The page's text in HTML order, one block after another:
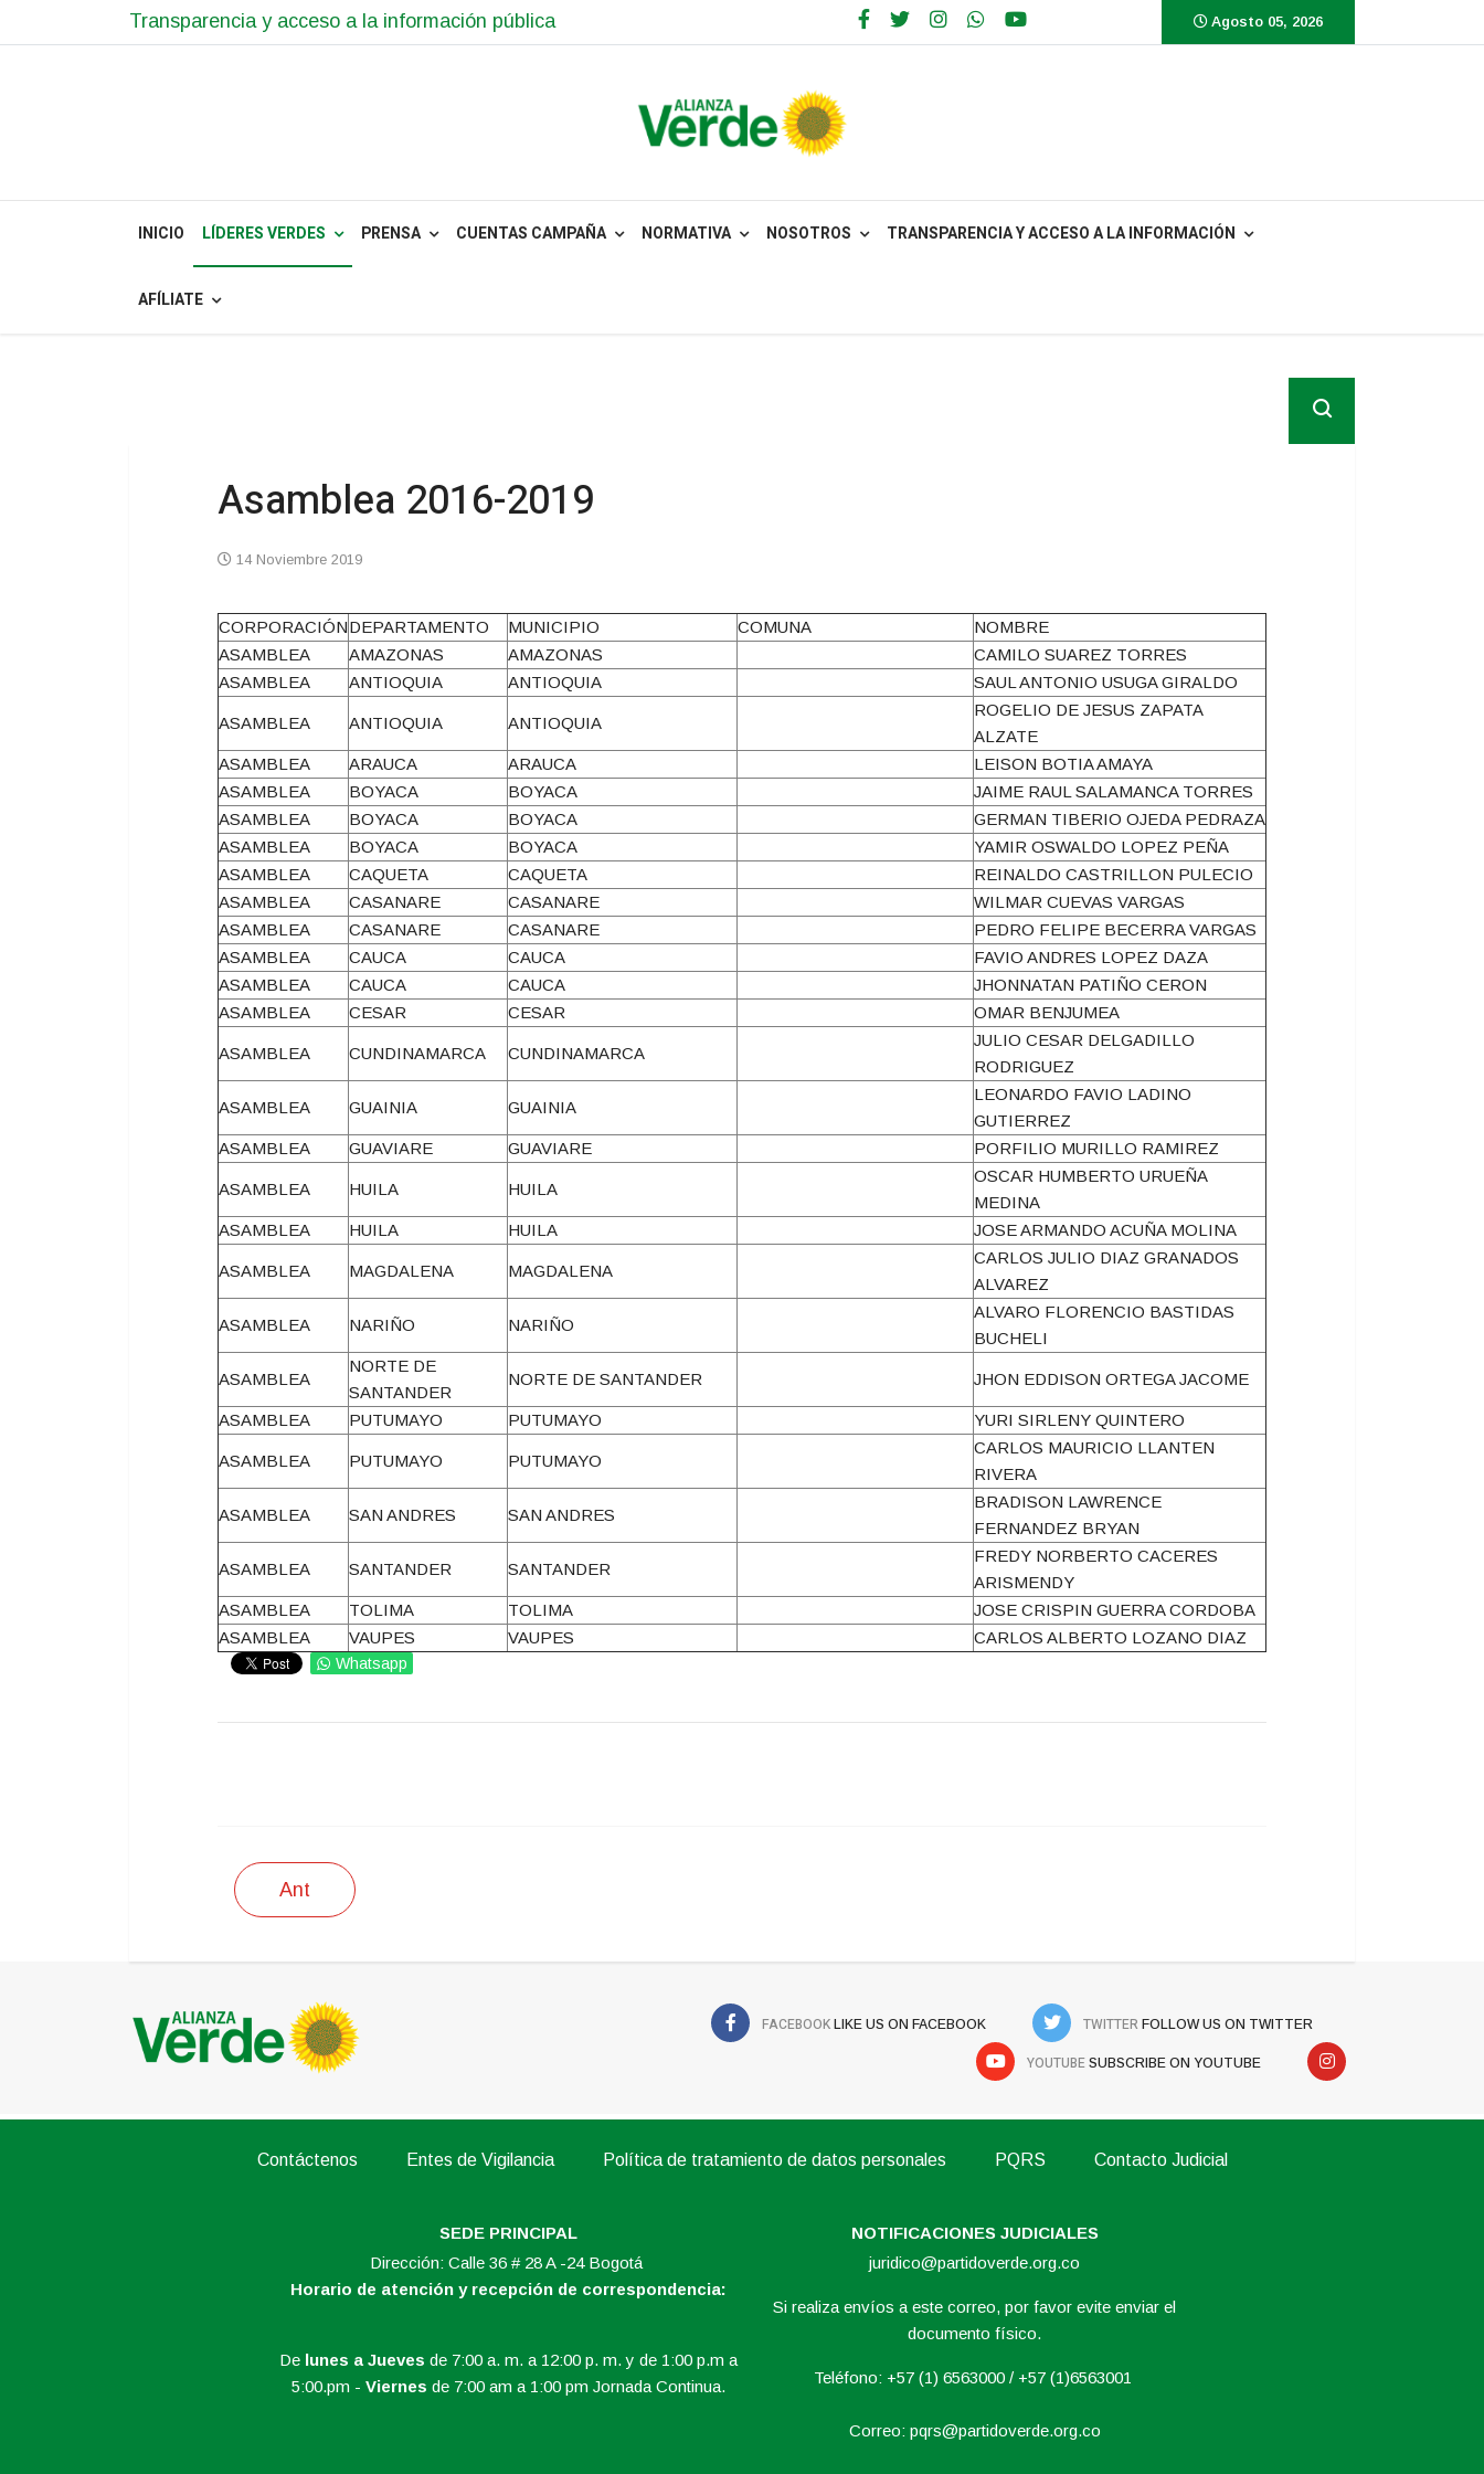
Transparencia y acceso a la información pública Agosto 05, 2026
INICIO LÍDERES VERDES PRENSA CUENTAS CAMPAÑA NORMATIVA NOSOTROS TRANSPARENCIA Y ACCESO A LA INFORMACIÓN
AFÍLIATE
Asamblea 2016-2019
14 Noviembre 2019
CORPORACIÓNDEPARTAMENTO MUNICIPIO COMUNA
NOMBRE
ASAMBLEA
AMAZONAS AMAZONAS
CAMILO SUAREZ TORRES
ASAMBLEA
ANTIOQUIA ANTIOQUIA SAUL ANTONIO USUGA GIRALDO
ASAMBLEA ANTIOQUIA ANTIOQUIA
ROGELIO DE JESUS ZAPATA
ALZATE
ASAMBLEA
ARAUCA ARAUCA
LEISON BOTIA AMAYA
ASAMBLEA
BOYACA BOYACA
JAIME RAUL SALAMANCA TORRES
ASAMBLEA
BOYACA BOYACA
GERMAN TIBERIO OJEDA PEDRAZA
ASAMBLEA
BOYACA BOYACA
YAMIR OSWALDO LOPEZ PEÑA
ASAMBLEA
CAQUETA CAQUETA
REINALDO CASTRILLON PULECIO
ASAMBLEA
CASANARE CASANARE
WILMAR CUEVAS VARGAS
ASAMBLEA
CASANARE CASANARE
PEDRO FELIPE BECERRA VARGAS
ASAMBLEA
CAUCA CAUCA
FAVIO ANDRES LOPEZ DAZA
ASAMBLEA
CAUCA CAUCA
JHONNATAN PATIÑO CERON
ASAMBLEA
CESAR CESAR OMAR BENJUMEA
ASAMBLEA CUNDINAMARCA CUNDINAMARCA
JULIO CESAR DELGADILLO
RODRIGUEZ
ASAMBLEA GUAINIA GUAINIA
LEONARDO FAVIO LADINO
GUTIERREZ
ASAMBLEA
GUAVIARE GUAVIARE PORFILIO MURILLO RAMIREZ
ASAMBLEA HUILA HUILA
OSCAR HUMBERTO URUEÑA
MEDINA
ASAMBLEA
HUILA HUILA JOSE ARMANDO ACUÑA MOLINA
ASAMBLEA MAGDALENA MAGDALENA
CARLOS JULIO DIAZ GRANADOS
ALVAREZ
ASAMBLEA NARIÑO NARIÑO
ALVARO FLORENCIO BASTIDAS
BUCHELI
ASAMBLEA
NORTE DE
SANTANDER
NORTE DE SANTANDER JHON EDDISON ORTEGA JACOME
ASAMBLEA PUTUMAYO PUTUMAYO YURI SIRLENY QUINTERO
ASAMBLEA PUTUMAYO PUTUMAYO
CARLOS MAURICIO LLANTEN
RIVERA
ASAMBLEA SAN ANDRES SAN ANDRES
BRADISON LAWRENCE
FERNANDEZ BRYAN
ASAMBLEA SANTANDER SANTANDER
FREDY NORBERTO CACERES
ARISMENDY
ASAMBLEA
TOLIMA TOLIMA
JOSE CRISPIN GUERRA CORDOBA
ASAMBLEA
VAUPES VAUPES CARLOS ALBERTO LOZANO DIAZ
Whatsapp
Ant
FACEBOOK LIKE US ON FACEBOOK TWITTER FOLLOW US ON TWITTER
YOUTUBE SUBSCRIBE ON YOUTUBE
Contáctenos Entes de Vigilancia Política de tratamiento de datos personales PQRS Contacto Judicial
SEDE PRINCIPAL
NOTIFICACIONES JUDICIALES
Dirección: Calle 36 # 28 A -24 Bogotá
Horario de atención y recepción de correspondencia:
De lunes a Jueves de 7:00 a. m. a 12:00 p. m. y de 1:00 p.m a
5:00.pm - Viernes de 7:00 am a 1:00 pm Jornada Continua.
juridico@partidoverde.org.co
Si realiza envíos a este correo, por favor evite enviar el
documento físico.
Teléfono: +57 (1) 6563000 / +57 (1)6563001
Correo: pqrs@partidoverde.org.co